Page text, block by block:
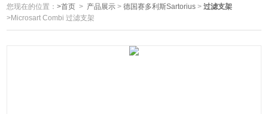
您现在的位置：>首页 > 产品展示 >德国赛多利斯Sartorius >过滤支架
>Microsart Combi 过滤支架